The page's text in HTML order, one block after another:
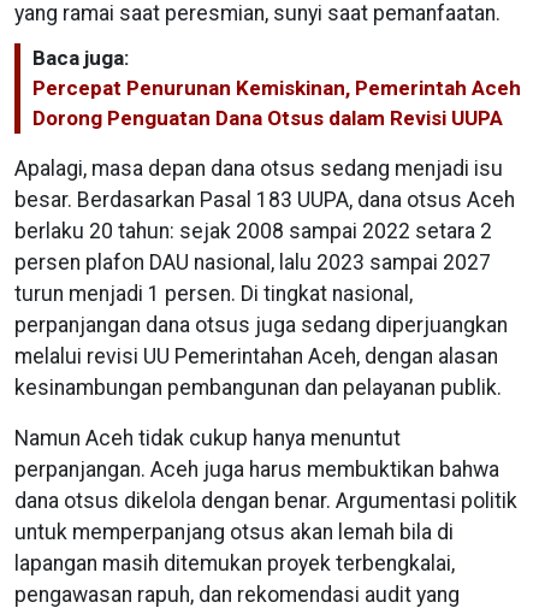
yang ramai saat peresmian, sunyi saat pemanfaatan.
Baca juga:
Percepat Penurunan Kemiskinan, Pemerintah Aceh
Dorong Penguatan Dana Otsus dalam Revisi UUPA
Apalagi, masa depan dana otsus sedang menjadi isu
besar. Berdasarkan Pasal 183 UUPA, dana otsus Aceh
berlaku 20 tahun: sejak 2008 sampai 2022 setara 2
persen plafon DAU nasional, lalu 2023 sampai 2027
turun menjadi 1 persen. Di tingkat nasional,
perpanjangan dana otsus juga sedang diperjuangkan
melalui revisi UU Pemerintahan Aceh, dengan alasan
kesinambungan pembangunan dan pelayanan publik.
Namun Aceh tidak cukup hanya menuntut
perpanjangan. Aceh juga harus membuktikan bahwa
dana otsus dikelola dengan benar. Argumentasi politik
untuk memperpanjang otsus akan lemah bila di
lapangan masih ditemukan proyek terbengkalai,
pengawasan rapuh, dan rekomendasi audit yang